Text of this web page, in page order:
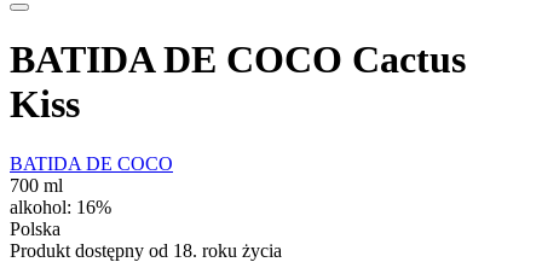
BATIDA DE COCO Cactus
Kiss
BATIDA DE COCO
700 ml
alkohol: 16%
Polska
Produkt dostępny od 18. roku życia